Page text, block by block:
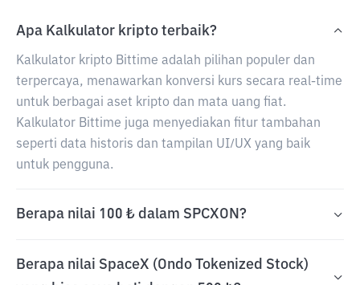
Apa Kalkulator kripto terbaik?
Kalkulator kripto Bittime adalah pilihan populer dan
terpercaya, menawarkan konversi kurs secara real-time
untuk berbagai aset kripto dan mata uang fiat.
Kalkulator Bittime juga menyediakan fitur tambahan
seperti data historis dan tampilan UI/UX yang baik
untuk pengguna.
Berapa nilai 100 ₺ dalam SPCXON?
Berapa nilai SpaceX (Ondo Tokenized Stock)